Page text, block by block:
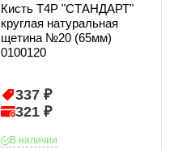
Кисть T4P "СТАНДАРТ"
круглая натуральная
щетина №20 (65мм)
0100120
337 ₽
321 ₽
В наличии